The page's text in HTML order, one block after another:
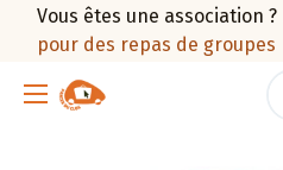
Vous êtes une association ?
pour des repas de groupes